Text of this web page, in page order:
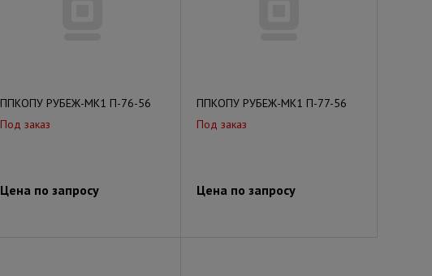
ППКОПУ РУБЕЖ-МК1 П-76-56
Под заказ
Цена по запросу
ППКОПУ РУБЕЖ-МК1 П-77-56
Под заказ
Цена по запросу